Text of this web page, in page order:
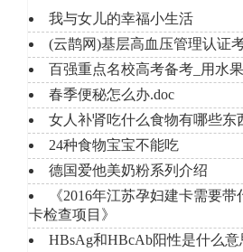
我与女儿的幸福小生活
(云鹊网)基层高血压管理认证
百强重点名校高考备考_用水
春季便秘怎么办.doc
女人补肾吃什么食物有哪些东
24种食物宝宝不能吃
德国爱他美奶粉系列介绍
《2016年江苏孕妇建卡需要
卡检查项目》
HBsAg和HBcAb阳性是什么意